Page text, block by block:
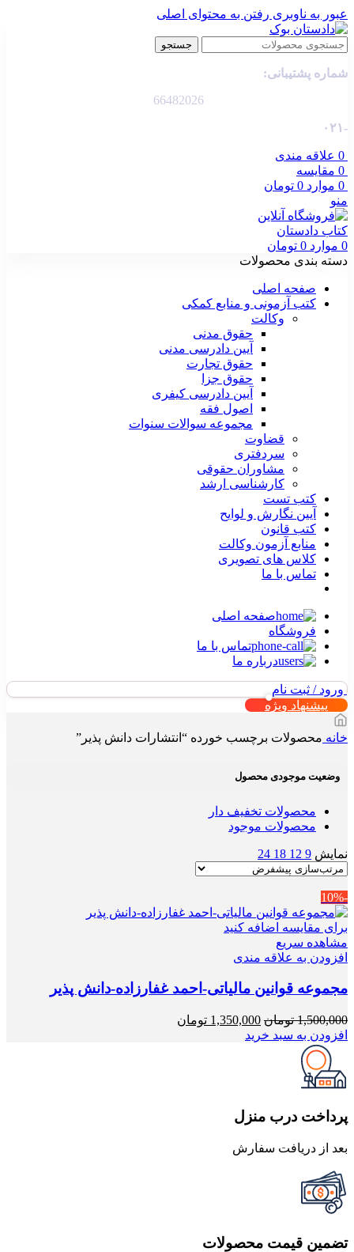
عبور به ناوبری رفتن به محتوای اصلی
جستجو
شماره پشتیبانی:
66482026
-۰۲۱
0 علاقه مندی
0 مقایسه
0 موارد 0 تومان
منو
0 موارد 0 تومان
دسته بندی محصولات
صفحه اصلی
کتب آزمونی و منابع کمکی
وکالت
حقوق مدنی
آیین دادرسی مدنی
حقوق تجارت
حقوق جزا
آیین دادرسی کیفری
اصول فقه
مجموعه سوالات سنوات
قضاوت
سردفتری
مشاوران حقوقی
کارشناسی ارشد
کتب تست
آیین نگارش و لوایح
کتب قانون
منابع آزمون وکالت
کلاس های تصویری
تماس با ما
صفحه اصلی
فروشگاه
تماس با ما
درباره ما
ورود / ثبت نام
پیشنهاد ویژه
خانه محصولات برچسب خورده “انتشارات دانش پذیر”
وضعیت موجودی محصول
محصولات تخفیف دار
محصولات موجود
نمایش 9
12
18
24
-10%
برای مقایسه اضافه کنید
مشاهده سریع
افزودن به علاقه مندی
مجموعه قوانین مالیاتی-احمد غفارزاده-دانش پذیر
1,500,000 تومان قیمت
اصلی
1,350,000 تومان
افزودن به سبد خرید
پرداخت درب منزل
بعد از دریافت سفارش
تضمین قیمت محصولات